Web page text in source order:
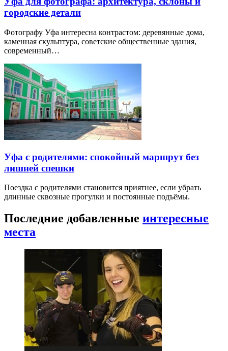
городские детали
Фотографу Уфа интересна контрастом: деревянные дома,
каменная скульптура, советские общественные здания,
современный…
Уфа с родителями: спокойный маршрут без
лишней спешки
Поездка с родителями становится приятнее, если убрать
длинные сквозные прогулки и постоянные подъёмы.
Последние добавленные интересные
места